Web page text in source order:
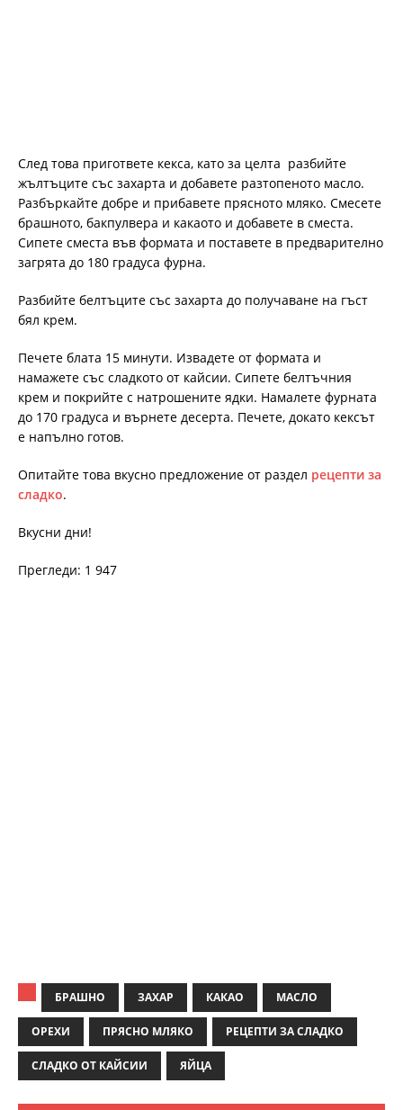
След това пригответе кекса, като за целта разбийте
жълтъците със захарта и добавете разтопеното масло.
Разбъркайте добре и прибавете прясното мляко. Смесете
брашното, бакпулвера и какаото и добавете в сместа.
Сипете сместа във формата и поставете в предварително
загрята до 180 градуса фурна.
Разбийте белтъците със захарта до получаване на гъст
бял крем.
Печете блата 15 минути. Извадете от формата и
намажете със сладкото от кайсии. Сипете белтъчния
крем и покрийте с натрошените ядки. Намалете фурната
до 170 градуса и върнете десерта. Печете, докато кексът
е напълно готов.
Опитайте това вкусно предложение от раздел рецепти за
сладко.
Вкусни дни!
Прегледи: 1 947
БРАШНО ЗАХАР КАКАО МАСЛО
ОРЕХИ ПРЯСНО МЛЯКО РЕЦЕПТИ ЗА СЛАДКО
СЛАДКО ОТ КАЙСИИ ЯЙЦА